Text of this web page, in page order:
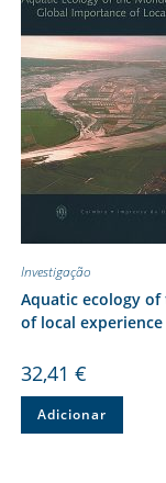
Investigação
Aquatic ecology
of local experience
32,41 €
Adicionar